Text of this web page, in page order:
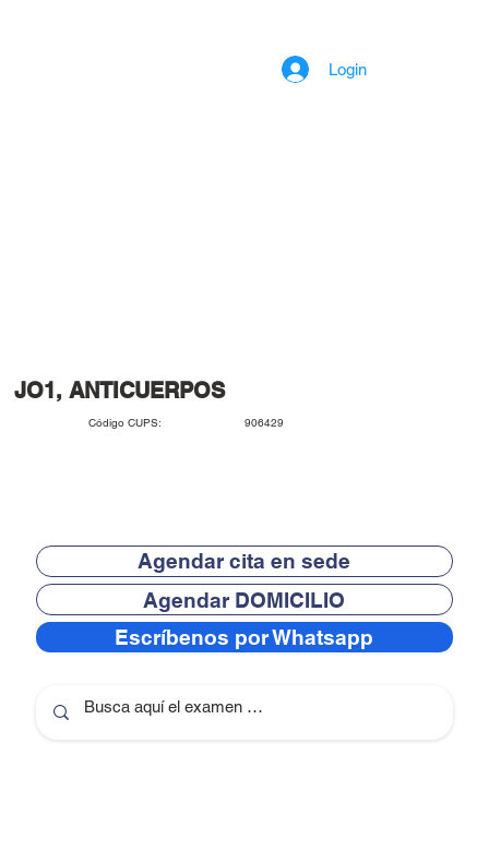
Login
JO1, ANTICUERPOS
Código CUPS: 906429
Agendar cita en sede
Agendar DOMICILIO
Escríbenos por Whatsapp